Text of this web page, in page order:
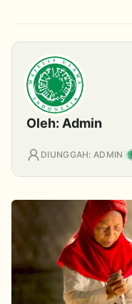
Oleh: Admin
DIUNGGAH: ADMIN